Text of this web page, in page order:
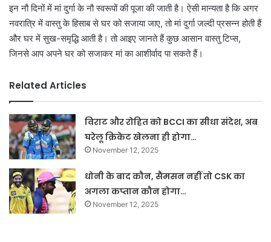
इन नौ दिनों में मां दुर्गा के नौ स्वरूपों की पूजा की जाती है। ऐसी मान्यता है कि अगर
नवरात्रि में वास्तु के हिसाब से घर को सजाया जाए, तो मां दुर्गा जल्दी प्रसन्न होती हैं
और घर में सुख-समृद्धि आती है। तो आइए जानते हैं कुछ आसान वास्तु टिप्स,
जिनसे आप अपने घर को सजाकर मां का आशीर्वाद पा सकते हैं।
Related Articles
विराट और रोहित को BCCI का सीधा संदेश, अब
घरेलू क्रिकेट खेलना ही होगा…
November 12, 2025
धोनी के बाद कौन, सैमसन नहीं तो CSK का
अगला कप्तान कौन होगा…
November 12, 2025